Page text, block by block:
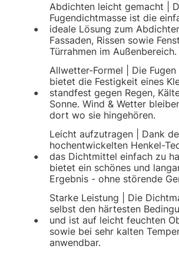
Abdichten leicht gemacht |
Fugendichtmasse ist die
ideale Lösung zum
Fassaden, Rissen sowie
Türrahmen im Außenbereich.
Allwetter-Formel | Die Fugen
bietet die Festigkeit eines
standfest gegen Regen,
Sonne. Wind & Wetter
dort wo sie hingehören.
Leicht aufzutragen | Dank
hochentwickelten Henkel-
das Dichtmittel einfach zu
bietet ein schönes und
Ergebnis - ohne störende
Starke Leistung | Die
selbst den härtesten
und ist auf leicht feuchten
sowie bei sehr kalten
anwendbar.